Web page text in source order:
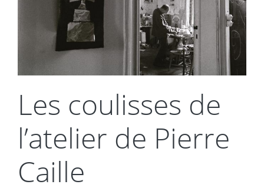
Les coulisses de
l’atelier de Pierre
Caille